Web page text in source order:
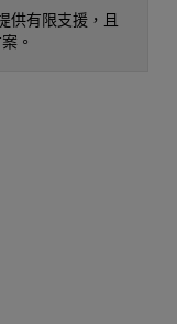
供有限支援，且
。